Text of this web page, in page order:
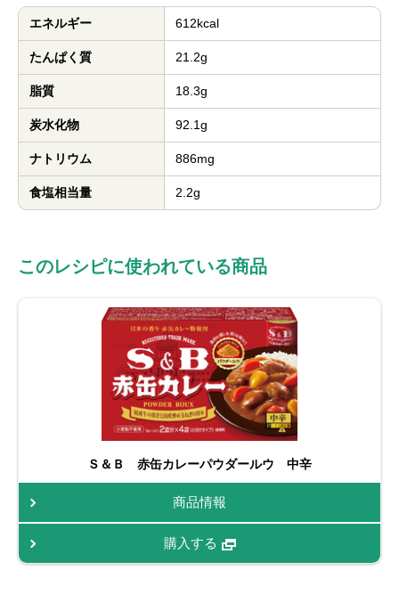
エネルギー 612kcal
たんぱく質 21.2g
脂質 18.3g
炭水化物 92.1g
ナトリウム 886mg
食塩相当量 2.2g
このレシピに使われている商品
Ｓ＆Ｂ 赤缶カレーパウダールウ 中辛
商品情報
購入する